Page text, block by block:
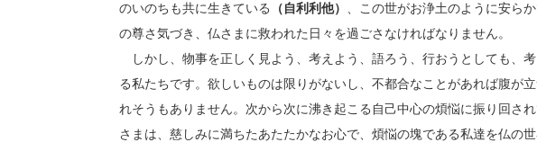
のいのちも共に生きている
（自利利他） 、この世がお浄土のように安ら
の尊さ気づき、仏さまに救われた日々を過ごさなければなりません。
しかし、物事を正しく見よう、考えよう、語ろう、行おうとしても、
る私たちです。欲しいものは限りがないし、不都合なことがあれば腹が
れそうもありません。次から次に沸き起こる自己中心の煩悩に振り回さ
さまは、慈しみに満ちたあたたかなお心で、煩悩の塊である私達を仏の